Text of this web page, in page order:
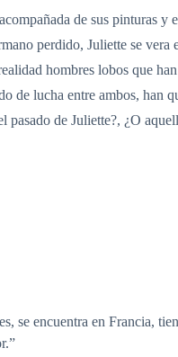
de sus pinturas
perdido, Juliette se
hombres lobos que
de lucha entre ambos, han
de Juliette?, ¿O
se encuentra en Francia,